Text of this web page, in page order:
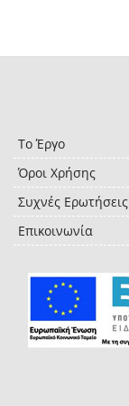
Το Έργο
Όροι Χρήσης
Συχνές Ερωτήσεις
Επικοινωνία